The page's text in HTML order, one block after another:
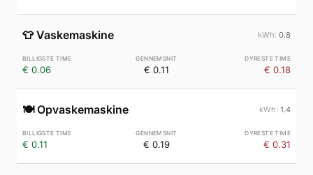
👕 Vaskemaskine 0.8
€ 0.06 € 0.11 € 0.18
🍽️ Opvaskemaskine 1.4
€ 0.11 € 0.19 € 0.31